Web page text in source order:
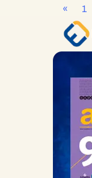
« 1